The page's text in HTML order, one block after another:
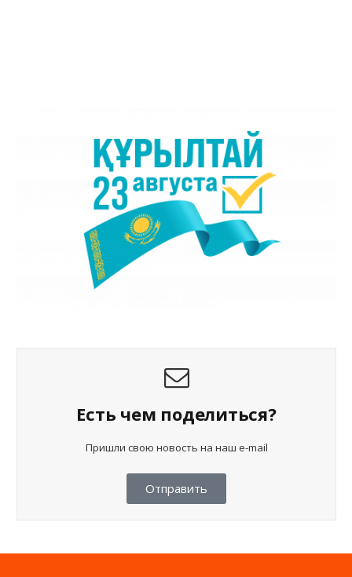
Есть чем поделиться?
Пришли свою новость на наш e-mail
Отправить